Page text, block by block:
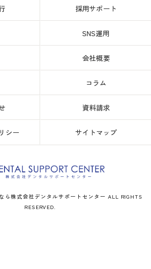
採用サポート
SNS運用
会社概要
コラム
資料請求
シー サイトマップ
ら株式会社デンタルサポートセンター ALL RIGHTS
RESERVED.